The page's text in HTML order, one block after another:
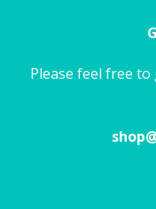
Please feel free to